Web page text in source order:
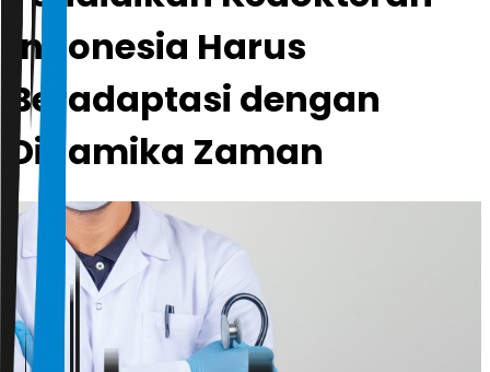
Indonesia Harus
Beradaptasi dengan
Dinamika Zaman